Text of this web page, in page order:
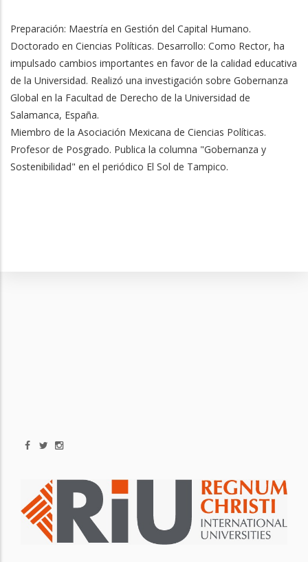
Preparación: Maestría en Gestión del Capital Humano.
Doctorado en Ciencias Políticas. Desarrollo: Como Rector, ha
impulsado cambios importantes en favor de la calidad educativa
de la Universidad. Realizó una investigación sobre Gobernanza
Global en la Facultad de Derecho de la Universidad de
Salamanca, España.
Miembro de la Asociación Mexicana de Ciencias Políticas.
Profesor de Posgrado. Publica la columna "Gobernanza y
Sostenibilidad" en el periódico El Sol de Tampico.